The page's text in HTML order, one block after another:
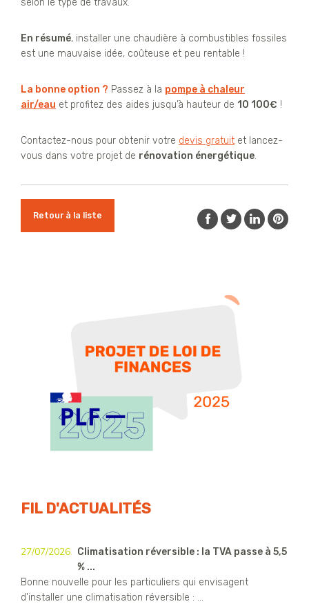
En résumé, installer une chaudière à combustibles fossiles
est une mauvaise idée, coûteuse et peu rentable !
La bonne option ? Passez à la pompe à chaleur
air/eau et profitez des aides jusqu’à hauteur de 10 100€ !
Contactez-nous pour obtenir votre devis gratuit et lancez-
vous dans votre projet de rénovation énergétique.
Retour à la liste
FIL D'ACTUALITÉS
27/07/2026
Climatisation réversible : la TVA passe à 5,5
% ...
Bonne nouvelle pour les particuliers qui envisagent
d'installer une climatisation réversible : ...